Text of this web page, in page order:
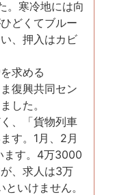
。寒冷地には向
どくてブルー
、押入はカビ
求める
復興共同セン
した。
、「貨物列車
す。1月、2月
ます。4万3000
、求人は3万
いけません。